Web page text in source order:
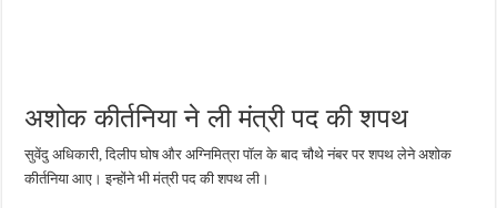
अशोक कीर्तनिया ने ली मंत्री पद की शपथ
सुवेंदु अधिकारी, दिलीप घोष और अग्निमित्रा पॉल के बाद चौथे नंबर पर शपथ लेने अशोक
कीर्तनिया आए। इन्होंने भी मंत्री पद की शपथ ली।